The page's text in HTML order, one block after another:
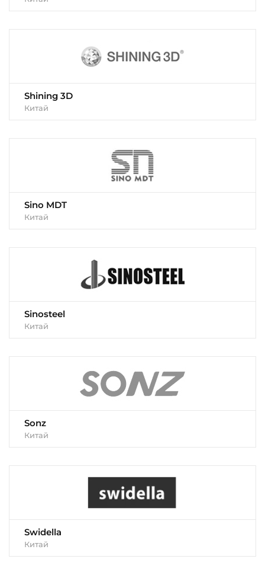
Shining 3D
Китай
Sino MDT
Китай
Sinosteel
Китай
Sonz
Китай
Swidella
Китай